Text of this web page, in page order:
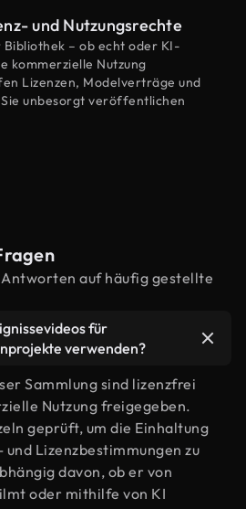
und Nutzungsrechte
– ob echt oder KI-
kommerzielle Nutzung
Lizenzen, Modelverträge und
unbesorgt veröffentlichen
auf häufig gestellte
für
verwenden?
Sammlung sind lizenzfrei
Nutzung freigegeben.
geprüft, um die Einhaltung
Lizenzbestimmungen zu
davon, ob er von
oder mithilfe von KI